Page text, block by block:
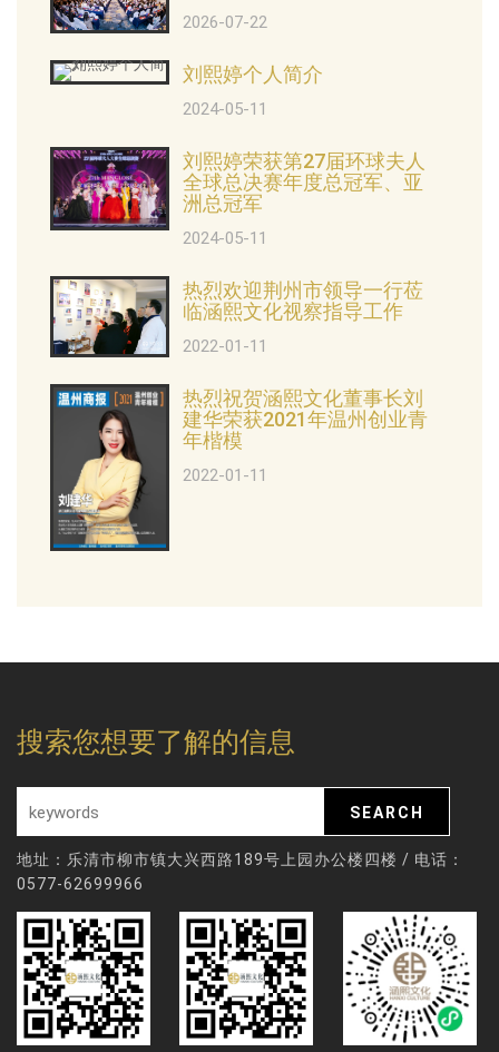
2026-07-22
刘熙婷个人简介
2024-05-11
刘熙婷荣获第27届环球夫人
全球总决赛年度总冠军、亚
洲总冠军
2024-05-11
热烈欢迎荆州市领导一行莅
临涵熙文化视察指导工作
2022-01-11
热烈祝贺涵熙文化董事长刘
建华荣获2021年温州创业青
年楷模
2022-01-11
搜索您想要了解的信息
地址：乐清市柳市镇大兴西路189号上园办公楼四楼 / 电话：
0577-62699966